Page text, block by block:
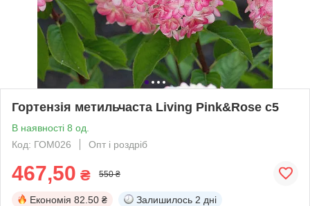
Гортензія метильчаста Living Pink&Rose с5
В наявності 8 од.
Код: ГОМ026
Опт і роздріб
467,50 ₴ 550 ₴
Економія 82.50 ₴ Залишилось 2 дні